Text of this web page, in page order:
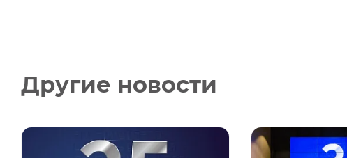
Другие новости